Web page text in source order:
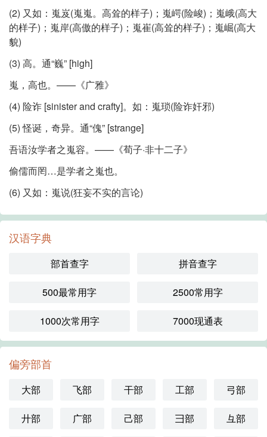
(2) 又如：嵬岌(嵬嵬。高耸的样子)；嵬崿(险峻)；嵬峨(高大
的样子)；嵬岸(高傲的样子)；嵬崔(高耸的样子)；嵬崛(高大
貌)
(3) 高。通“巍” [high]
嵬，高也。——《广雅》
(4) 险诈 [sinister and crafty]。如：嵬琐(险诈奸邪)
(5) 怪诞，奇异。通“傀” [strange]
吾语汝学者之嵬容。——《荀子·非十二子》
偷儒而罔…是学者之嵬也。
(6) 又如：嵬说(狂妄不实的言论)
汉语字典
部首查字 拼音查字
500最常用字 2500常用字
1000次常用字 7000现通表
偏旁部首
大部 飞部 干部 工部 弓部
廾部 广部 己部 彐部 彑部